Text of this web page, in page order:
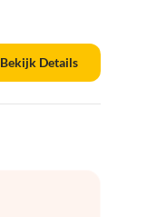
Bekijk Details